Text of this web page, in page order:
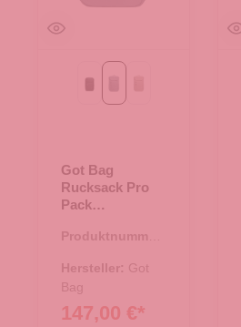
Blackmonochrome marlin
Got Bag
Rucksack Pro
Pack
marlin
Produktnummer:
Hersteller: Got
Bag
147,00 €*